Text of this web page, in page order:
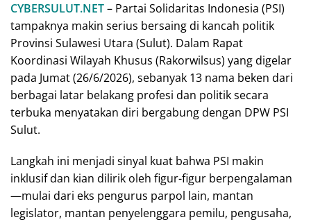
CYBERSULUT.NET– Partai Solidaritas Indonesia (PSI)
tampaknya makin serius bersaing di kancah politik
Provinsi Sulawesi Utara (Sulut). Dalam Rapat
Koordinasi Wilayah Khusus (Rakorwilsus) yang digelar
pada Jumat (26/6/2026), sebanyak 13 nama beken dari
berbagai latar belakang profesi dan politik secara
terbuka menyatakan diri bergabung dengan DPW PSI
Sulut.
Langkah ini menjadi sinyal kuat bahwa PSI makin
inklusif dan kian dilirik oleh figur-figur berpengalaman
—mulai dari eks pengurus parpol lain, mantan
legislator, mantan penyelenggara pemilu, pengusaha,